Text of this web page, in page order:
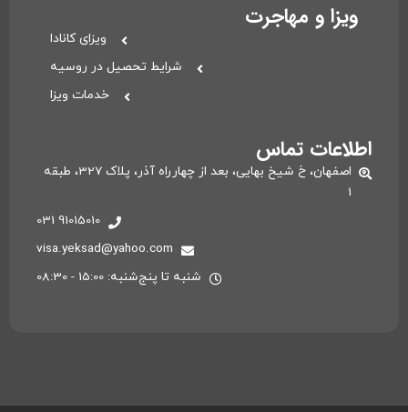
ویزا و مهاجرت
ویزای کانادا
شرایط تحصیل در روسیه
خدمات ویزا
اطلاعات تماس
اصفهان، خ شیخ بهایی، بعد از چهارراه آذر، پلاک 327، طبقه
1
91015010 031
visa.yeksad@yahoo.com
شنبه تا پنج‌شنبه: 15:00 - 08:30